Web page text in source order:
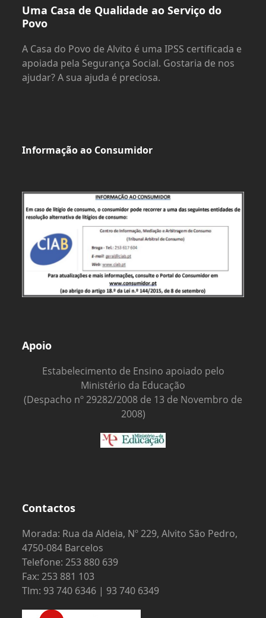
Uma Casa de Qualidade ao Serviço do
Povo
A Casa do Povo de Alvito é uma IPSS certificada e
apoiada pela Segurança Social. Gostaria de nos
ajudar? A sua ajuda é preciosa.
Informação ao Consumidor
Apoio
Estabelecimento de Ensino apoiado pelo
Ministério da Educação
(Despacho nº 29282/2008 de 13 de Novembro de
2008)
Contactos
Morada: Rua da Aldeia, Nº 229, Alvito São Pedro,
4750-084 Barcelos
Telefone: 253 880 639
Fax: 253 881 103
Tlm: 93 740 6346 | 93 740 6349